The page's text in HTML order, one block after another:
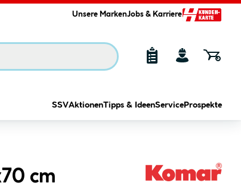
Unsere MarkenJobs & Karriere
SSVAktionenTipps & IdeenService Prospekte
cm